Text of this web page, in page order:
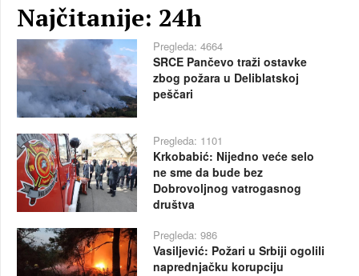
Najčitanije: 24h
Pregleda: 4664
SRCE Pančevo traži ostavke
zbog požara u Deliblatskoj
peščari
Pregleda: 1101
Krkobabić: Nijedno veće selo
ne sme da bude bez
Dobrovoljnog vatrogasnog
društva
Pregleda: 986
Vasiljević: Požari u Srbiji ogolili
naprednjačku korupciju